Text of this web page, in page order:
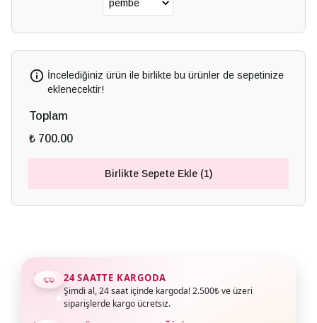
İncelediğiniz ürün ile birlikte bu ürünler de sepetinize
eklenecektir!
Toplam
₺ 700.00
Birlikte Sepete Ekle (1)
24 SAATTE KARGODA
Şimdi al, 24 saat içinde kargoda! 2.500₺ ve üzeri
siparişlerde kargo ücretsiz.